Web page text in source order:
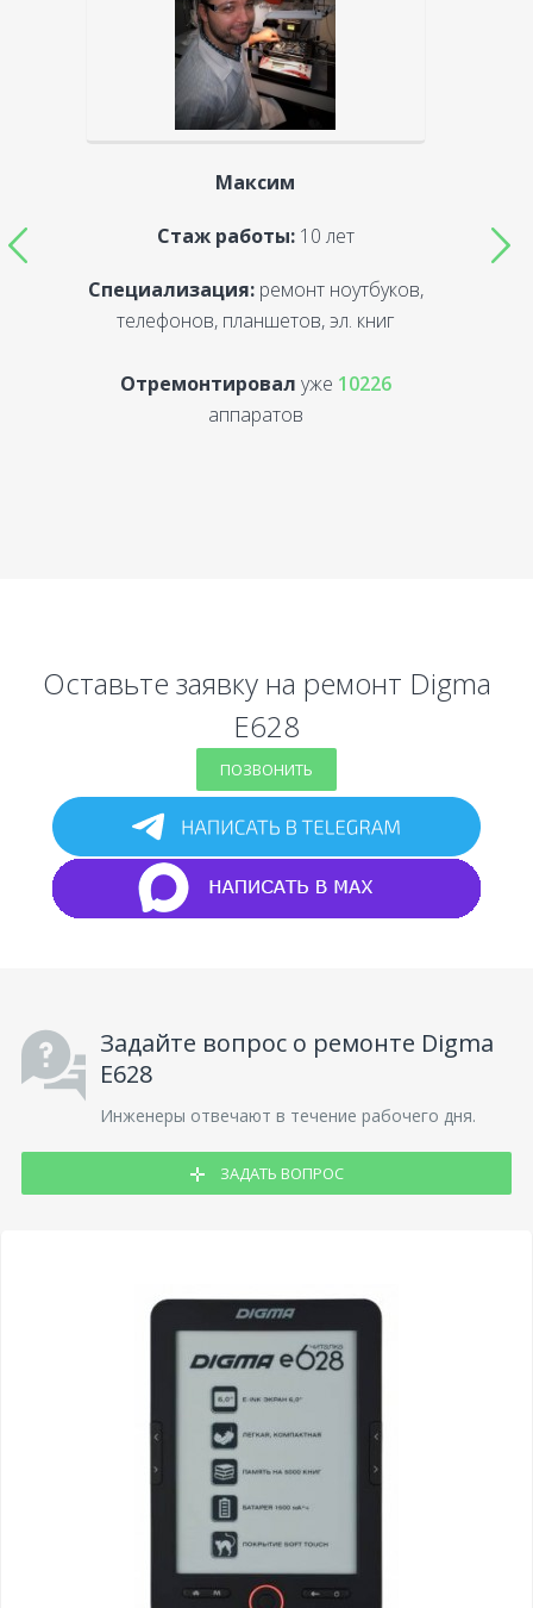
Максим
Стаж работы:10 лет
Специализация:ремонт ноутбуков,
телефонов, планшетов, эл. книг
Отремонтировал уже 10226
аппаратов
Оставьте заявку на ремонт Digma
E628
ПОЗВОНИТЬ
Задайте вопрос о ремонте Digma
E628
Инженеры отвечают в течение рабочего дня.
ЗАДАТЬ ВОПРОС